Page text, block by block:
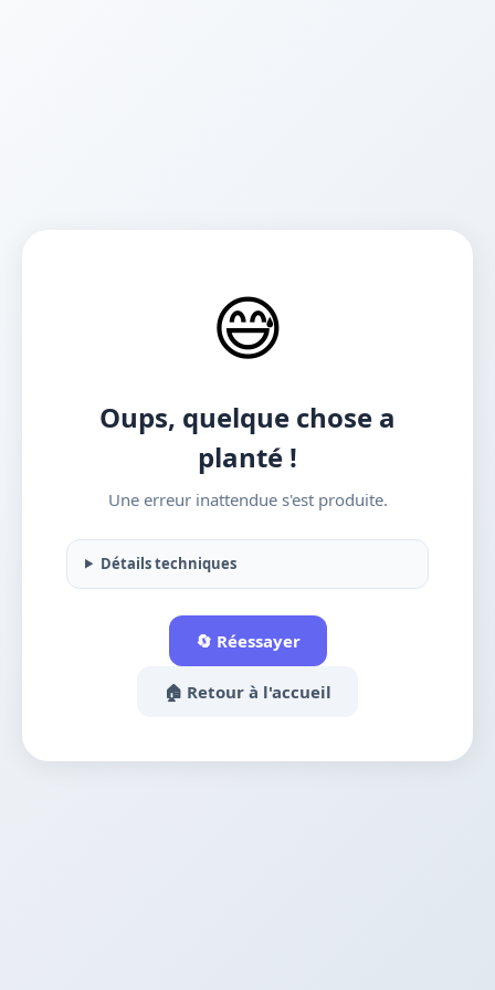
😅
Oups, quelque chose a
planté !
Une erreur inattendue s'est produite.
Détails techniques
🔄 Réessayer
🏠 Retour à l'accueil